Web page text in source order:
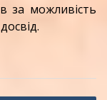
за можливість